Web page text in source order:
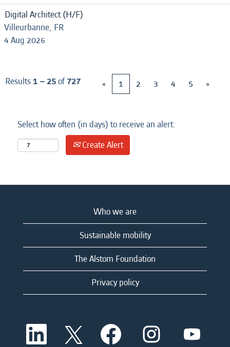
Digital Architect (H/F)
Villeurbanne, FR
4 Aug 2026
Results1 – 25of727 « 1 2 3 4 5 »
Select how often (in days) to receive an alert:
Create Alert
Who we are
Sustainable mobility
The Alstom Foundation
Privacy policy
O
e
O
p
O
p
e
O
p
O